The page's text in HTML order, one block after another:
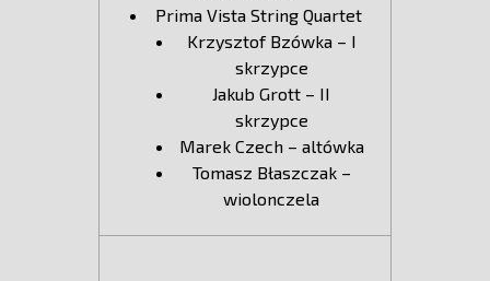
Prima Vista String Quartet
Krzysztof Bzówka – I
skrzypce
Jakub Grott – II
skrzypce
Marek Czech – altówka
Tomasz Błaszczak –
wiolonczela